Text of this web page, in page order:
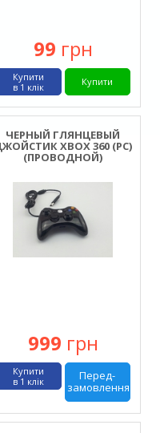
99 грн
Купити
Купити
в 1 клік
ЧЕРНЫЙ ГЛЯНЦЕВЫЙ
XBOX 360 (PC)
(ПРОВОДНОЙ)
999 грн
Перед-
замовлення
Купити
в 1 клік